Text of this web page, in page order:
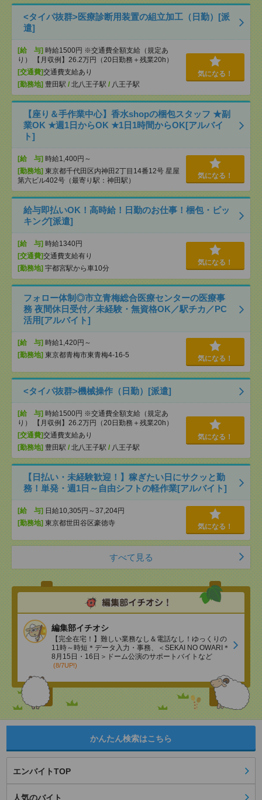
<タイパ抜群>医療診断用装置の組立加工（日勤）[派
遣]
[給 与] 時給1500円 ※交通費全額支給（規定あ
り） 【月収例】26.2万円（20日勤務＋残業20h）
[交通費]交通費支給あり
[勤務地] 豊田駅 / 北八王子駅 / 八王子駅
気になる！
【座り＆手作業中心】香水shopの梱包スタッフ ★副
業OK ★週1日からOK ★1日1時間からOK[アルバイ
ト]
[給 与] 時給1,400円～
[勤務地] 東京都千代田区内神田2丁目14番12号 星屋
第六ビル402号（最寄り駅：神田駅）
気になる！
給与即払いOK！高時給！日勤のお仕事！梱包・ピッ
キング[派遣]
[給 与] 時給1340円
[交通費]交通費支給有り
[勤務地] 宇都宮駅から車10分
気になる！
フォロー体制◎市立青梅総合医療センターの医療事
務 夜間休日受付／未経験・無資格OK／駅チカ／PC
活用[アルバイト]
[給 与] 時給1,420円～
[勤務地] 東京都青梅市東青梅4-16-5 気になる！
<タイパ抜群>機械操作（日勤）[派遣]
[給 与] 時給1500円 ※交通費全額支給（規定あ
り） 【月収例】26.2万円（20日勤務＋残業20h）
[交通費]交通費支給あり
[勤務地] 豊田駅 / 北八王子駅 / 八王子駅
気になる！
【日払い・未経験歓迎！】稼ぎたい日にサクッと勤
務！単発・週1日～自由シフトの軽作業[アルバイト]
[給 与] 日給10,305円～37,204円
[勤務地] 東京都世田谷区豪徳寺 気になる！
すべて見る
編集部イチオシ
【完全在宅！】難しい業務なし＆電話なし！ゆっくりの
11時～時短＊データ入力・事務、＜SEKAI NO OWARI＊
8月15日・16日＞ドーム公演のサポートバイトなど
(8/7UP!)
かんたん検索はこちら
エンバイトTOP
人気のバイト